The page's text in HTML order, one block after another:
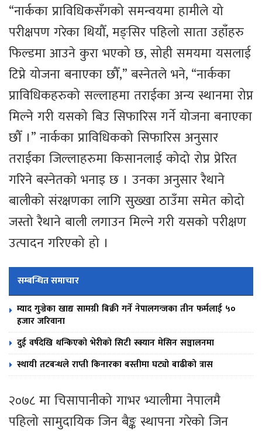
“नार्कका प्राविधिकसँगको समन्वयमा हामीले यो
परीक्षपण गरेका थियौँ, मङ्सिर पहिलो साता उहाँहरु
फिल्डमा आउने कुरा भएको छ, सोही समयमा यसलाई
टिप्ने योजना बनाएका छौँ,” बस्नेतले भने, “नार्कका
प्राविधिकहरुको सल्लाहमा तराईका अन्य स्थानमा रोप्न
मिल्ने गरी यसको बिउ सिफारिस गर्ने योजना बनाएका
छौँ ।” नार्कका प्राविधिकको सिफारिस अनुसार
तराईका जिल्लाहरुमा किसानलाई कोदो रोप्न प्रेरित
गरिने बस्नेतको भनाइ छ । उनका अनुसार रैथाने
बालीको संरक्षणका लागि सुख्खा ठाउँमा समेत कोदो
जस्तो रैथाने बाली लगाउन मिल्ने गरी यसको परीक्षण
उत्पादन गरिएको हो ।
सम्बन्धित समाचार
म्याद गुज्रेका खाद्य सामग्री बिक्री गर्ने नेपालगन्जका तीन फर्मलाई ५०
हजार जरिवाना
दुई वर्षदेखि थन्किएको भेरीको सिटी स्क्यान मेसिन सञ्चालनमा
स्थायी तटबन्धले राप्ती किनारका बस्तीमा घट्यो बाढीको त्रास
२०७८ मा चिसापानीको गाभर भ्यालीमा नेपालमै
पहिलो सामुदायिक जिन बैङ्क स्थापना गरेको जिन